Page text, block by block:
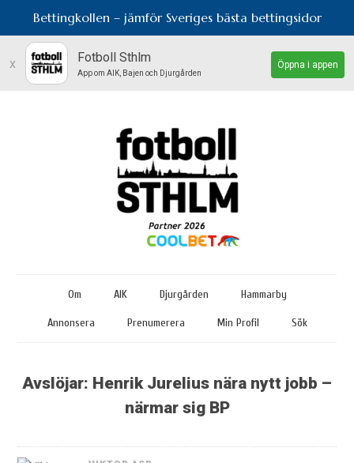
Bettingkollen – jämför Sveriges bästa bettingsidor
x Fotboll Sthlm
App om AIK, Bajen och Djurgården
Öppna i appen
Om AIK Djurgården Hammarby
Annonsera Prenumerera Min Profil Sök
Avslöjar: Henrik Jurelius nära nytt jobb –
närmar sig BP